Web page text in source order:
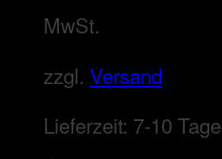
MwSt.
zzgl. Versand
Lieferzeit: 7-10 Tage